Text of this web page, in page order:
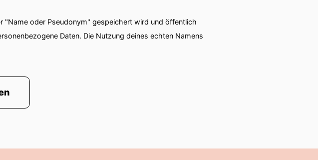
"Name oder Pseudonym" gespeichert wird und öffentlich
Daten. Die Nutzung deines echten Namens